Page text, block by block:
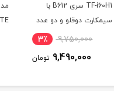
مدل E5785-320a Cat7
LTE
18,800,000
17,800,000